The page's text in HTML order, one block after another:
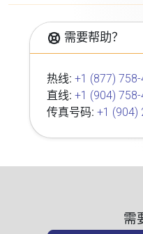
需要帮助？
热线: +1 (877) 758-
直线: +1 (904) 758-
传真号码: +1 (904)
需